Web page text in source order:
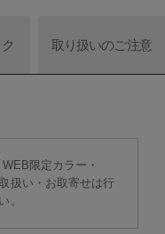
取り扱いのご注意
限定カラー・
扱い・お取寄せは行
。